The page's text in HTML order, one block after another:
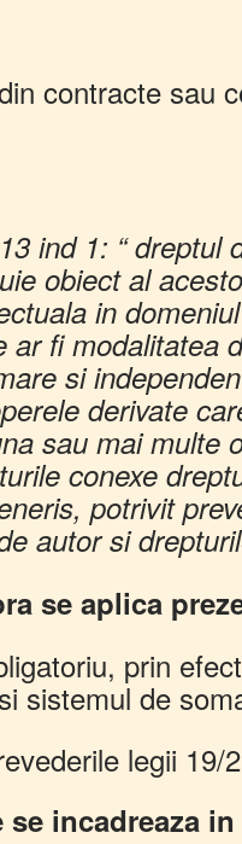
contracte sau
ind 1: “ dreptul
obiect al
in
ar fi modalitatea
si
derivate
sau mai multe
conexe
potrivit
autor si
se aplica
prin
sistemul de
legii 19/
se incadreaza